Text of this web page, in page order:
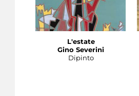
L'estate
Gino Severini
Dipinto